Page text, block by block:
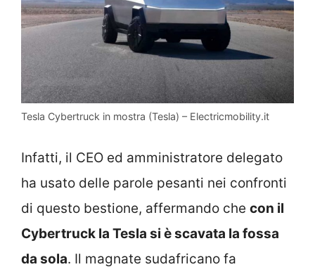
Tesla Cybertruck in mostra (Tesla) – Electricmobility.it
Infatti, il CEO ed amministratore delegato
ha usato delle parole pesanti nei confronti
di questo bestione, affermando che con il
Cybertruck la Tesla si è scavata la fossa
da sola. Il magnate sudafricano fa